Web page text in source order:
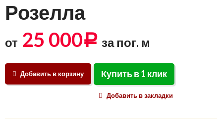
Розелла
от 25 000Р за пог. м
Добавить в корзину Купить в 1 клик
Добавить в закладки